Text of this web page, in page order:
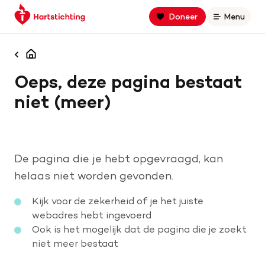
Spring
naar
Spring
naar
navigatie
Keer
terug
de
Doneer
Open
Menu
Zoek binnen hartstichting.nl
Zoeken
Home
Oorzaken
Is jouw hart gezond?
Help mee met geld
Homepagina
Oeps, deze pagina bestaat
niet (meer)
De pagina die je hebt opgevraagd, kan
helaas niet worden gevonden.
Kijk voor de zekerheid of je het juiste
webadres hebt ingevoerd
Ook is het mogelijk dat de pagina die je zoekt
niet meer bestaat